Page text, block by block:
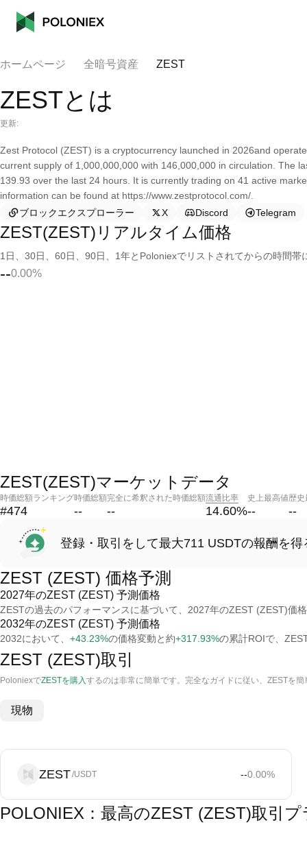
ホームページ 全暗号資産 ZEST
ZESTとは
更新:
Zest Protocol (ZEST) is a cryptocurrency launched in 2026and
current supply of 1,000,000,000 with 146,000,000 in circulation. The
139.93 over the last 24 hours. It is currently trading on 41 active
information can be found at https://www.zestprotocol.com/.
ブロックエクスプローラー
X Discord Telegram
ZEST(ZEST)リアルタイム価格
1日、30日、60日、90日、1年とPoloniexでリストされてからの時間
--0.00%
ZEST(ZEST)マーケットデータ
時価総額ランキング
#474
時価総額
--
完全に希釈された時価総額
--
流通比率
14.60%
史上最高値
--
歴史
--
登録・取引をして最大711 USDTの報酬を得
ZEST (ZEST) 価格予測
2027年のZEST (ZEST) 予測価格
ZESTの過去のパフォーマンスに基づいて、2027年のZEST (ZEST)価
2032年のZEST (ZEST) 予測価格
2032において、 +43.23%の価格変動と約+317.93%の累計ROIで、
ZEST (ZEST)取引
PoloniexでZESTを購入するのは非常に簡単です。完全なガイドに従い、ZESTを
現物
ZEST/USDT --0.00%
POLONIEX：最高のZEST (ZEST)取引